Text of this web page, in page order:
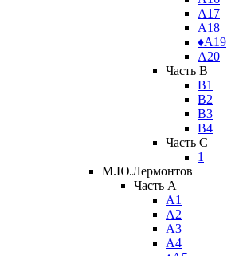
А17
А18
♦А19
А20
Часть B
В1
В2
В3
В4
Часть C
1
М.Ю.Лермонтов
Часть A
А1
А2
А3
А4